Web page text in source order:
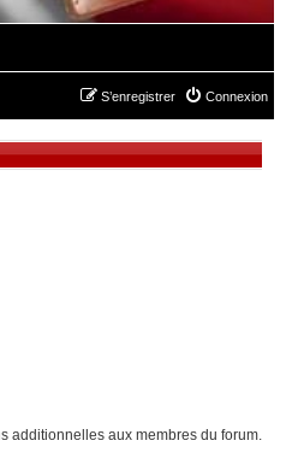
Connexion
S’enregistrer
additionnelles aux membres du forum.